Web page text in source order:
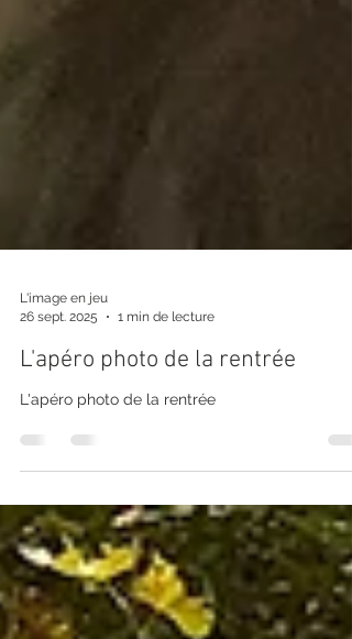
L'image en jeu
26 sept. 2025
1 min de lecture
L'apéro photo de la rentrée
L'apéro photo de la rentrée